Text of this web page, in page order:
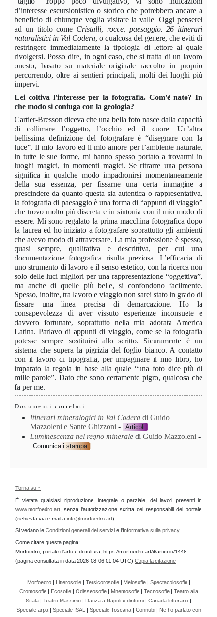
d’interesse escursionistico o storico che potrebbero andare a
beneficio di chiunque voglia visitare la valle. Oggi penserei
ad un titolo come Cristalli, rocce, paesaggio. 26 itinerari
naturalistici in Val Codera, o qualcosa del genere, che eviti di
restringere immediatamente la tipologia di lettore al quale
rivolgersi. Posso dire, in ogni caso, che si tratta di un lavoro
onesto, basato su materiale originale raccolto in proprio
percorrendo, oltre ai sentieri principali, molti dei luoghi più
impervi.
Lei coltiva l'interesse per la fotografia. Com'è nato? In
che modo si coniuga con la geologia?
Cartier-Bresson diceva che una bella foto nasce dalla capacità
di collimare l’oggetto, l’occhio ed il cuore. Un’altra
bellissima definizione del fotografare è “disegnare con la
luce”. Il mio lavoro ed il mio amore per l’ambiente naturale,
in tutte le sue forme, mi hanno spesso portato a trovarmi in
luoghi magici, in momenti magici. Se ritrarre una persona
significa in qualche modo impadronirsi momentaneamente
della sua essenza, per fissarne una certa immagine a
prescindere da quanto questa sia autentica o rappresentativa,
la fotografia di paesaggio è una forma di “appunti di viaggio”
che trovo molto più discreta e in sintonia con il mio modo di
essere. Mi sono regalato la prima macchina fotografica dopo
la laurea ed ho iniziato a fotografare soprattutto gli ambienti
che avevo modo di attraversare. La mia professione è spesso,
quasi sempre, qualitativa e descrittiva, per cui una
documentazione fotografica risulta preziosa. L’efficacia di
uno strumento di lavoro e il senso estetico, con la ricerca non
solo delle luci migliori per una rappresentazione “oggettiva”,
ma anche di quelle più belle, si confondono facilmente.
Spesso, inoltre, tra lavoro e viaggio non sarei stato in grado di
fissare una linea precisa di demarcazione. Ho la
consapevolezza di aver vissuto esperienze inconsuete e
davvero fortunate, soprattutto nella mia adorata America
Latina. Parlavo di appunti di viaggio, come se la fotografia
potesse sempre sostituirsi allo scritto. Sicuramente è un
sistema che supera la pigrizia del foglio bianco. A contatto
con il lavoro di tipografia, per impaginare il mio libro, ho
imparato la regola in base alla quale “una foto dice più di
mille parole”. Dato che sono certamente pigro, qualcosa che
fa per me.
Documenti correlati
Itinerari mineralogici in Val Codera di Guido
Mazzoleni e Sante Ghizzoni - Articoli
Luminescenza nel regno minerale di Guido Mazzoleni -
Comunicati stampa
Torna su ↑
È vietata qualsiasi riproduzione, integrale o parziale, dei lavori presenti in
www.morfoedro.art , senza l'autorizzazione scritta dei responsabili del portale
(richiesta via e-mail a info@morfoedro.art).
Si vedano le Condizioni generali dei servizi e l' Informativa sulla privacy.
Come citare questa pagina:
Morfoedro, portale d'arte e di cultura, https://morfoedro.art/it/articolo/1448
(pagina consultata in data 2026-08-06 01:04 UTC) Copia la citazione
Morfoedro| Litterosofie| Tersicorosofie| Melosofie| Spectacolosofie|
Cromosofie| Ecosofie| Odisseosofie| Mnemosofie| Tecnosofie| Teatro alla
Scala | Teatro Massimo | Danza a Napoli e dintorni | Canada letterario |
Speciale arpa| Speciale ISAL | Speciale Toscana| Connubi| Ne ho parlato con